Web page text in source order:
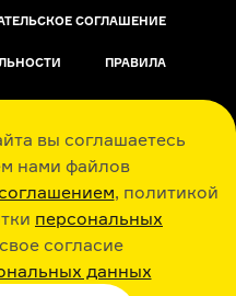
вы соглашаетесь
нами файлов
, политикой
персональных
согласие
данных
СОГЛАШЕНИЕ
ПРАВИЛА
СВЯЗЬ
ГУСЬГУСЬ